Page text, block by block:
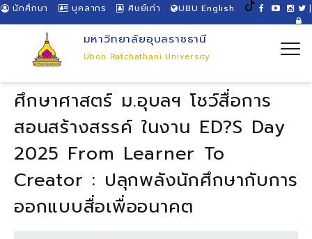
นักศึกษา บุคลากร ศิษย์เก่า UBU English |
มหาวิทยาลัยอุบลราชธานี
Ubon Ratchathani University
ศึกษาศาสตร์ ม.อุบลฯ โชว์สื่อการ
สอนสร้างสรรค์ ในงาน ED?s Day
2025 From Learner To
Creator : ปลุกพลังนักศึกษากับการ
ออกแบบสื่อเพื่ออนาคต